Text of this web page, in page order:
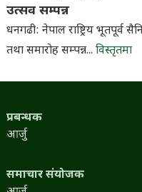
उत्सव सम्पन्न
धनगढी: नेपाल राष्ट्रिय भूतपूर्व
तथा समारोह सम्पन्न... विस्तृतमा
प्रबन्धक
आर्जु
समाचार संयोजक